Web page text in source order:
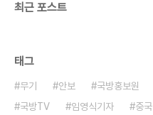
최근 포스트
태그
무기 안보 국방홍보원
국방TV
임영식기자 중국